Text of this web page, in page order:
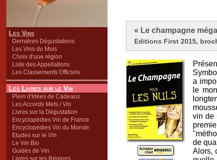
Les Vins
Dernières Dégustations
Les Vins du Mois
Choix d'une région
Liste des Appellations
Les Classements Officiels
Les Livres sur le Vin
Plein d'Idées de Cadeaux
Les Accords Mets / Vin
Livres sur la Dégustation
Encyclopédies Vin de France
Encyclopédies Vin du Monde
Etudes sur le Vin
Le Vin Bio
Guides de Vin
Livres sur les Régions
« Le champagne
Editions First 2015,
a
le
vin de
de
Alors,